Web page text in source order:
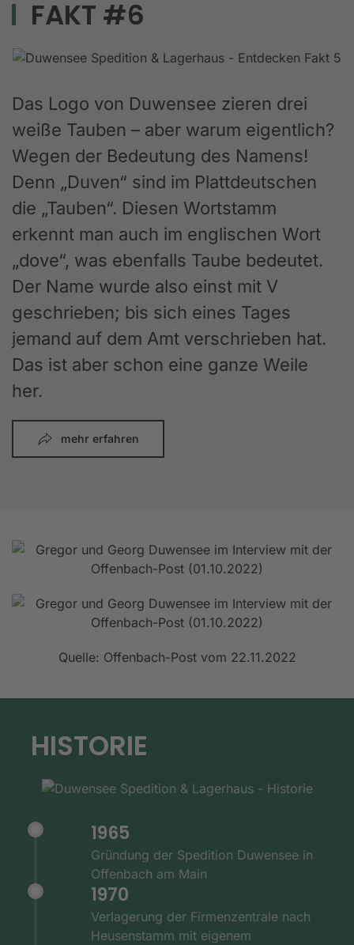
FAKT #6
Das Logo von Duwensee zieren drei
weiße Tauben – aber warum eigentlich?
Wegen der Bedeutung des Namens!
Denn „Duven“ sind im Plattdeutschen
die „Tauben“. Diesen Wortstamm
erkennt man auch im englischen Wort
„dove“, was ebenfalls Taube bedeutet.
Der Name wurde also einst mit V
geschrieben; bis sich eines Tages
jemand auf dem Amt verschrieben hat.
Das ist aber schon eine ganze Weile
her.
mehr erfahren
Quelle: Offenbach-Post vom 22.11.2022
HISTORIE
1965
Gründung der Spedition Duwensee in
Offenbach am Main
1970
Verlagerung der Firmenzentrale nach
Heusenstamm mit eigenem